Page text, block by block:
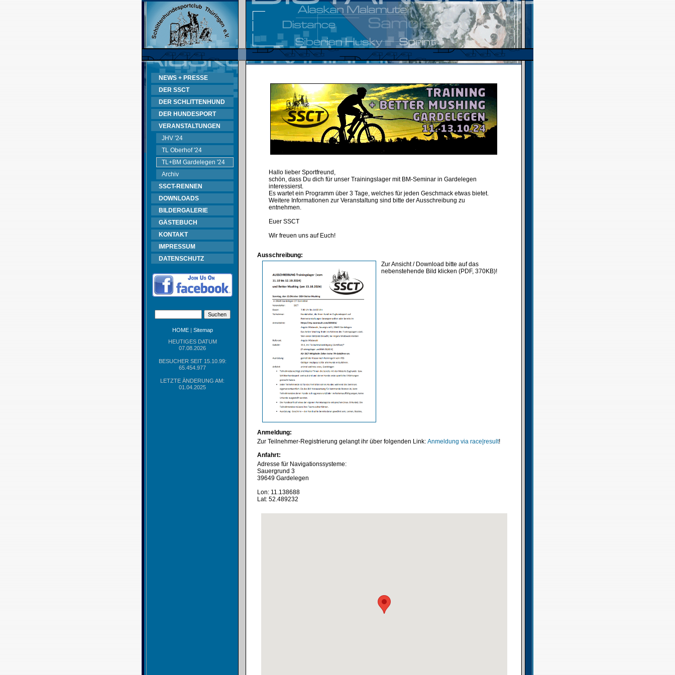
NEWS + PRESSE
DER SSCT
DER SCHLITTENHUND
DER HUNDESPORT
VERANSTALTUNGEN
JHV '24
TL Oberhof '24
TL+BM Gardelegen '24
Archiv
SSCT-RENNEN
DOWNLOADS
BILDERGALERIE
GÄSTEBUCH
KONTAKT
IMPRESSUM
DATENSCHUTZ
HOME| Sitemap
HEUTIGES DATUM
07.08.2026
BESUCHER SEIT 15.10.99:
65.454.977
LETZTE ÄNDERUNG AM:
01.04.2025
Hallo lieber Sportfreund,
schön, dass Du dich für unser Trainingslager mit BM-Seminar in Gardelegen
interessierst.
Es wartet ein Programm über 3 Tage, welches für jeden Geschmack etwas bietet.
Weitere Informationen zur Veranstaltung sind bitte der Ausschreibung zu
entnehmen.
Euer SSCT
Wir freuen uns auf Euch!
Ausschreibung:
Zur Ansicht / Download bitte auf das
nebenstehende Bild klicken (PDF, 370KB)!
Anmeldung:
Zur Teilnehmer-Registrierung gelangt ihr über folgenden Link: Anmeldung via race|result!
Anfahrt:
Adresse für Navigationssysteme:
Sauergrund 3
39649 Gardelegen
Lon: 11.138688
Lat: 52.489232